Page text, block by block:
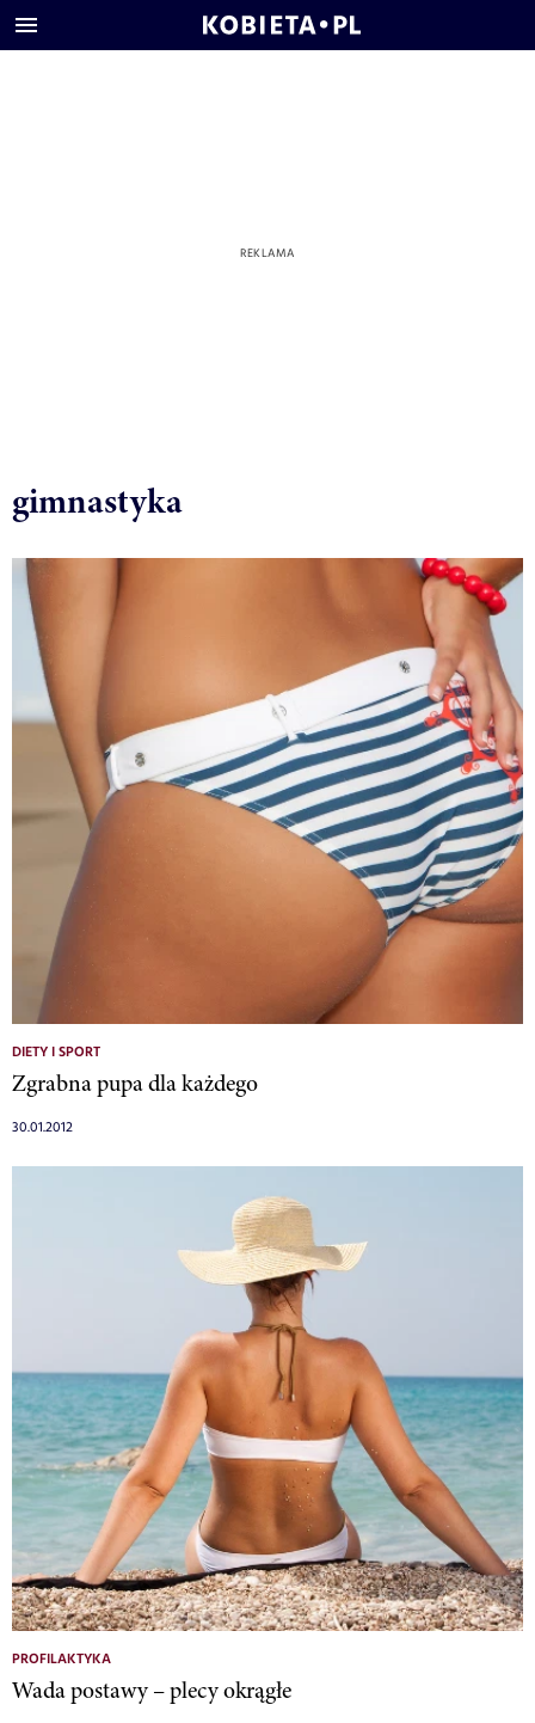
gimnastyka
DIETY I SPORT
Zgrabna pupa dla każdego
30.01.2012
PROFILAKTYKA
Wada postawy – plecy okrągłe